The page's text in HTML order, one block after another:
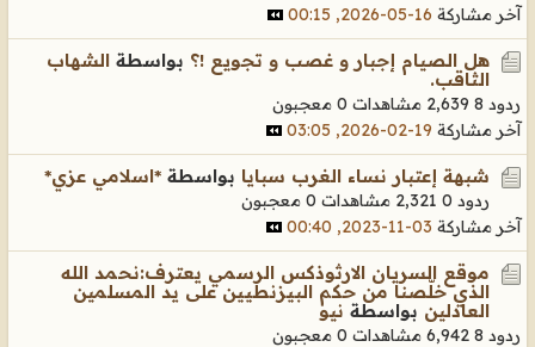
آخر مشاركة 16-05-2026, 00:15
هل الصيام إجبار و غصب و تجويع !؟ بواسطة الشهاب
الثاقب.
ردود 8 2,639 مشاهدات
0 معجبون
آخر مشاركة 19-02-2026, 03:05
شبهة إعتبار نساء الغرب سبايا بواسطة *اسلامي عزي*
ردود 0 2,321 مشاهدات
0 معجبون
آخر مشاركة 03-11-2023, 00:40
موقع السريان الارثوذكس الرسمي يعترف:نحمد الله
الذي خلّصنا من حكم البيزنطيين على يد المسلمين
العادلين بواسطة نيو
ردود 8 6,942 مشاهدات
0 معجبون